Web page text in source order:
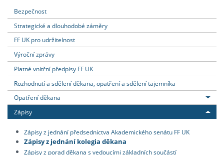
Bezpečnost
Strategické a dlouhodobé záměry
FF UK pro udržitelnost
Výroční zprávy
Platné vnitřní předpisy FF UK
Rozhodnutí a sdělení děkana, opatření a sdělení tajemníka
Opatření děkana
Zápisy
Zápisy z jednání předsednictva Akademického senátu FF UK
Zápisy z jednání kolegia děkana
Zápisy z porad děkana s vedoucími základních součástí